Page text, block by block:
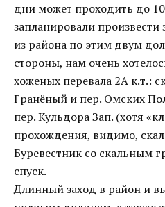
дни может проходить до
запланировали
из района по этим двум
стороны, нам очень
хоженых перевала 2А к.т.:
Гранёный и пер. Омских
пер. Кульдора Зап. (хотя
прохождения, видимо,
Буревестник со скальным
спуск.
Длинный заход в район и